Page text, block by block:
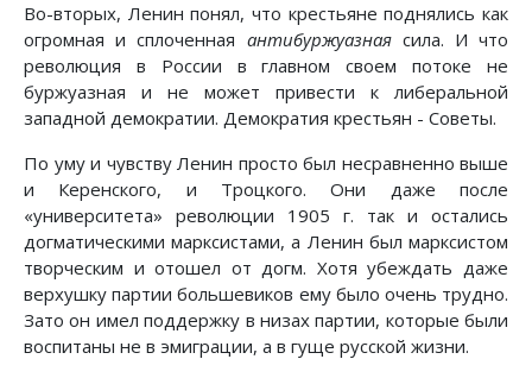
Во-вторых, Ленин понял, что крестьяне поднялись как
огромная и сплоченная антибуржуазнаясила. И что
революция в России в главном своем потоке не
буржуазная и не может привести к либеральной
западной демократии. Демократия крестьян - Советы.
По уму и чувству Ленин просто был несравненно выше
и Керенского, и Троцкого. Они даже после
«университета» революции 1905 г. так и остались
догматическими марксистами, а Ленин был марксистом
творческим и отошел от догм. Хотя убеждать даже
верхушку партии большевиков ему было очень трудно.
Зато он имел поддержку в низах партии, которые были
воспитаны не в эмиграции, а в гуще русской жизни.